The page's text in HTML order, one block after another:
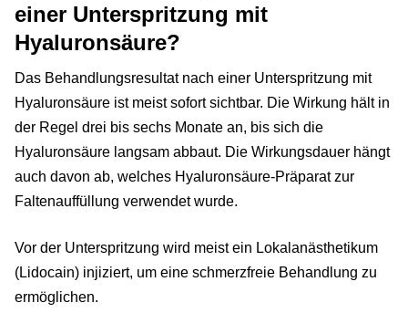
einer Unterspritzung mit
Hyaluronsäure?
Das Behandlungsresultat nach einer Unterspritzung mit
Hyaluronsäure ist meist sofort sichtbar. Die Wirkung hält in
der Regel drei bis sechs Monate an, bis sich die
Hyaluronsäure langsam abbaut. Die Wirkungsdauer hängt
auch davon ab, welches Hyaluronsäure-Präparat zur
Faltenauffüllung verwendet wurde.
Vor der Unterspritzung wird meist ein Lokalanästhetikum
(Lidocain) injiziert, um eine schmerzfreie Behandlung zu
ermöglichen.